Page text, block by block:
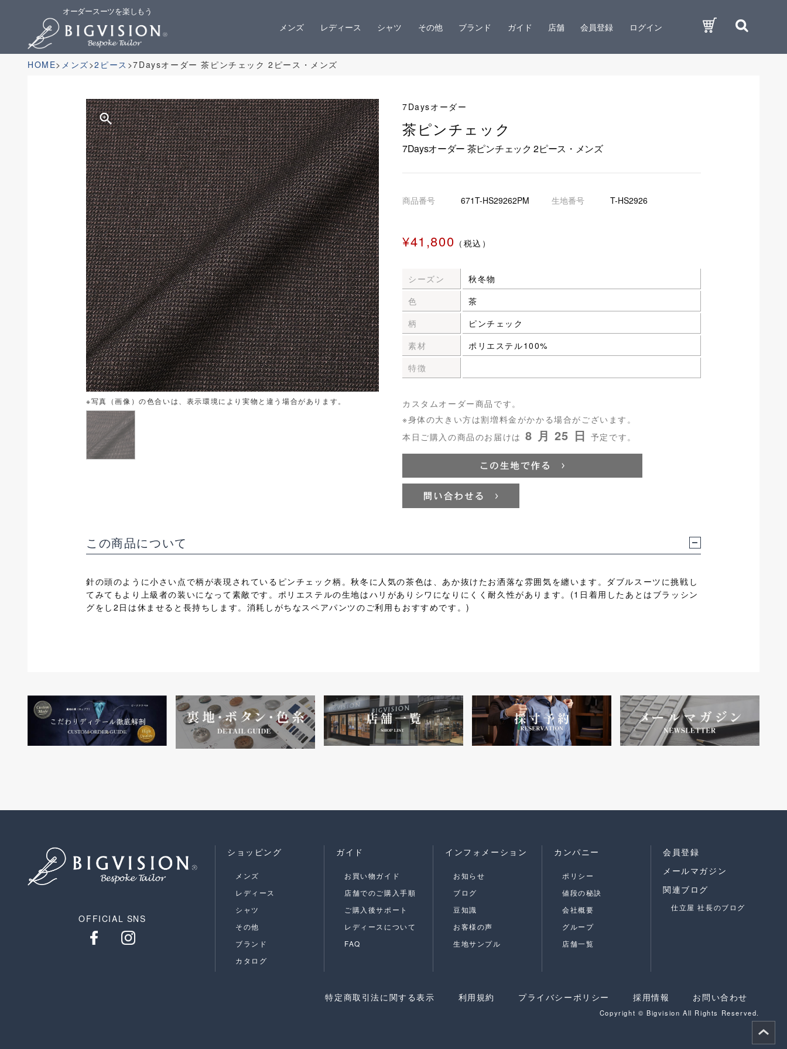
オーダースーツを楽しもう
メンズ レディース シャツ その他 ブランド ガイド 店舗 会員登録 ログイン
HOME メンズ 2ピース 7Daysオーダー 茶ピンチェック 2ピース・メンズ
zoom_in
※写真（画像）の色合いは、表示環境により実物と違う場合があります。
7Daysオーダー
茶ピンチェック
7Daysオーダー 茶ピンチェック 2ピース・メンズ
商品番号 671T-HS29262PM 生地番号 T-HS2926
¥41,800 （税込）
シーズン
秋冬物
色
茶
柄
ピンチェック
素材
ポリエステル100%
特徴
カスタムオーダー商品です。
※身体の大きい方は割増料金がかかる場合がございます。
本日ご購入の商品のお届けは 8 月 25 日 予定です。
この商品について
針の頭のように小さい点で柄が表現されているピンチェック柄。秋冬に人気の茶色は、あか抜けたお洒落な雰囲気を纏います。ダブルスーツに挑戦し
てみてもより上級者の装いになって素敵です。ポリエステルの生地はハリがありシワになりにくく耐久性があります。(1日着用したあとはブラッシン
グをし2日は休ませると長持ちします。消耗しがちなスペアパンツのご利用もおすすめです。)
OFFICIAL SNS
ショッピング
メンズ
レディース
シャツ
その他
ブランド
カタログ
ガイド
お買い物ガイド
店舗でのご購入手順
ご購入後サポート
レディースについて
FAQ
インフォメーション
お知らせ
ブログ
豆知識
お客様の声
生地サンプル
カンパニー
ポリシー
値段の秘訣
会社概要
グループ
店舗一覧
会員登録
メールマガジン
関連ブログ
仕立屋 社長のブログ
特定商取引法に関する表示 利用規約 プライバシーポリシー 採用情報 お問い合わせ
Copyright © Bigvision All Rights Reserved.